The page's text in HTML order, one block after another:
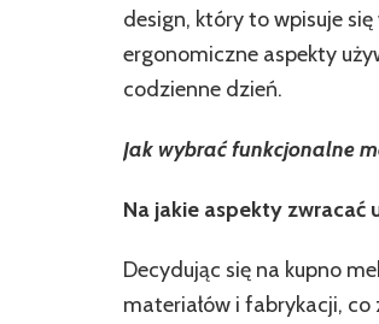
design, który to wpisuje
ergonomiczne aspekty
codzienne dzień.
Jak wybrać funkcjonalne
Na jakie aspekty zwracać
Decydując się na kupno
materiałów i fabrykacji, co